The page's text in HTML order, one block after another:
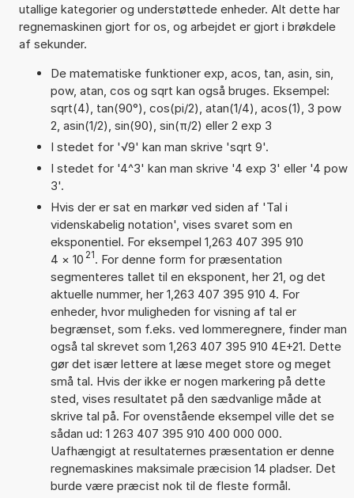
utallige kategorier og understøttede enheder. Alt dette har
regnemaskinen gjort for os, og arbejdet er gjort i brøkdele
af sekunder.
De matematiske funktioner exp, acos, tan, asin, sin,
pow, atan, cos og sqrt kan også bruges. Eksempel:
sqrt(4), tan(90°), cos(pi/2), atan(1/4), acos(1), 3 pow
2, asin(1/2), sin(90), sin(π/2) eller 2 exp 3
I stedet for '√9' kan man skrive 'sqrt 9'.
I stedet for '4^3' kan man skrive '4 exp 3' eller '4 pow
3'.
Hvis der er sat en markør ved siden af 'Tal i
videnskabelig notation', vises svaret som en
eksponentiel. For eksempel 1,263 407 395 910
4 × 10 21. For denne form for præsentation
segmenteres tallet til en eksponent, her 21, og det
aktuelle nummer, her 1,263 407 395 910 4. For
enheder, hvor muligheden for visning af tal er
begrænset, som f.eks. ved lommeregnere, finder man
også tal skrevet som 1,263 407 395 910 4E+21. Dette
gør det især lettere at læse meget store og meget
små tal. Hvis der ikke er nogen markering på dette
sted, vises resultatet på den sædvanlige måde at
skrive tal på. For ovenstående eksempel ville det se
sådan ud: 1 263 407 395 910 400 000 000.
Uafhængigt at resultaternes præsentation er denne
regnemaskines maksimale præcision 14 pladser. Det
burde være præcist nok til de fleste formål.